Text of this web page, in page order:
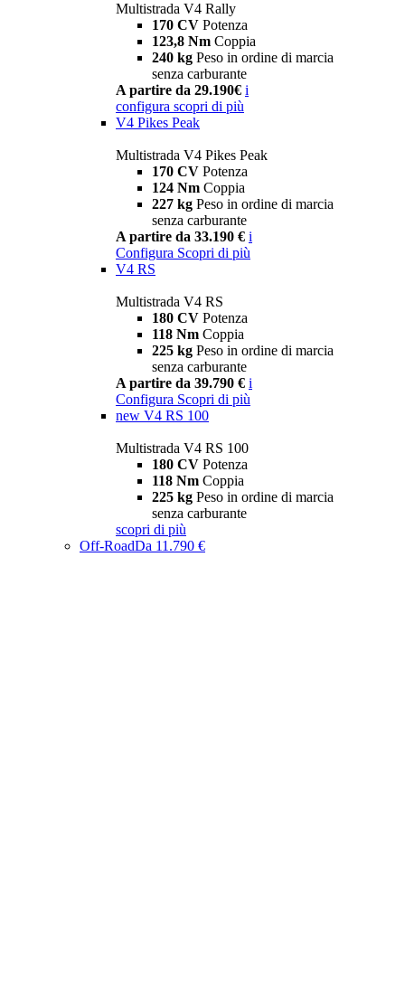
Multistrada V4 Rally
170 CV Potenza
123,8 Nm Coppia
240 kg Peso in ordine di marcia
senza carburante
A partire da 29.190€ i
configura scopri di più
V4 Pikes Peak
Multistrada V4 Pikes Peak
170 CV Potenza
124 Nm Coppia
227 kg Peso in ordine di marcia
senza carburante
A partire da 33.190 € i
Configura Scopri di più
V4 RS
Multistrada V4 RS
180 CV Potenza
118 Nm Coppia
225 kg Peso in ordine di marcia
senza carburante
A partire da 39.790 € i
Configura Scopri di più
new V4 RS 100
Multistrada V4 RS 100
180 CV Potenza
118 Nm Coppia
225 kg Peso in ordine di marcia
senza carburante
scopri di più
Off-RoadDa 11.790 €